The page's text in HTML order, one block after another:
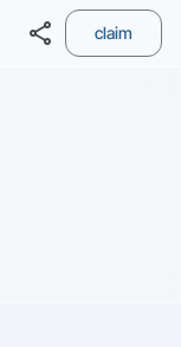
share claim